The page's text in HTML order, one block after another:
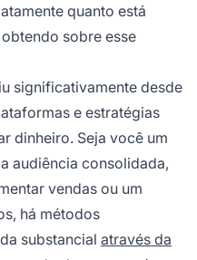
quanto está
sobre esse
significativamente desde
e estratégias
dinheiro. Seja você um
audiência consolidada,
vendas ou um
há métodos
substancial através da